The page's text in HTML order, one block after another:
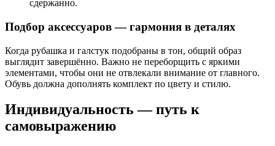
сдержанно.
Подбор аксессуаров — гармония в деталях
Когда рубашка и галстук подобраны в тон, общий образ
выглядит завершённо. Важно не переборщить с яркими
элементами, чтобы они не отвлекали внимание от главного.
Обувь должна дополнять комплект по цвету и стилю.
Индивидуальность — путь к
самовыражению